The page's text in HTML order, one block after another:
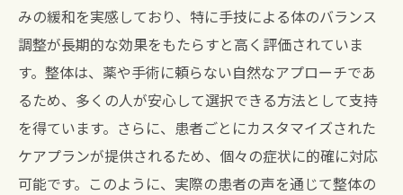
脊柱管狭窄症対策としての整体の利点
みの緩和を実感しており、特に手技による体のバランス
調整が長期的な効果をもたらすと高く評価されていま
す。整体は、薬や手術に頼らない自然なアプローチであ
るため、多くの人が安心して選択できる方法として支持
を得ています。さらに、患者ごとにカスタマイズされた
ケアプランが提供されるため、個々の症状に的確に対応
可能です。このように、実際の患者の声を通じて整体の